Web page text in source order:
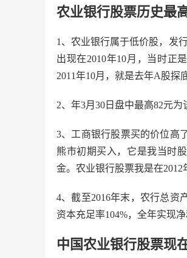
农业银行股票历史最
1、农业银行属于低价股，发
出现在2010年10月，当时正
2011年10月，就是去年A股探
2、年3月30日盘中最高82元为
3、工商银行股票买的价位高
熊市初期买入，它是我当时
金。农业银行股票我是在2012
4、截至2016年末，农行总资
资本充足率104%，全年实现净
中国农业银行股票现